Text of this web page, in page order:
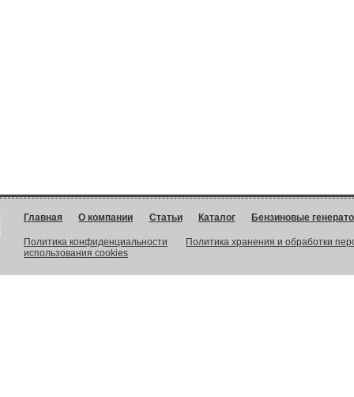
Главная О компании Статьи Каталог Бензиновые
Политика конфиденциальности
Политика хранения и обработки
использования cookies